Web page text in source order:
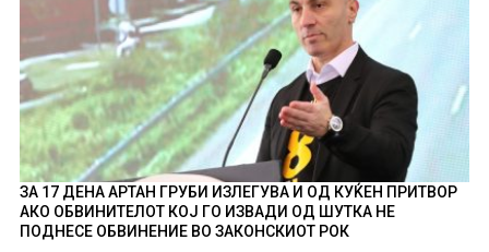
ЗА 17 ДЕНА АРТАН ГРУБИ ИЗЛЕГУВА И ОД КУЌЕН ПРИТВОР
АКО ОБВИНИТЕЛОТ КОЈ ГО ИЗВАДИ ОД ШУТКА НЕ
ПОДНЕСЕ ОБВИНЕНИЕ ВО ЗАКОНСКИОТ РОК